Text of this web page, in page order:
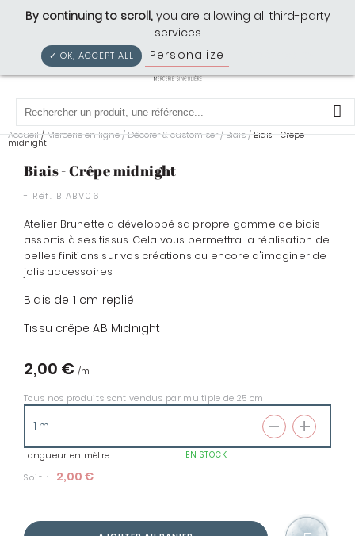
Cousette: Mercerie Singulière
Accueil /Mercerie en ligne/Décorer & customiser/Biais/Biais - Crêpe
midnight
Biais - Crêpe midnight
- Réf. BIABV06
Atelier Brunette a développé sa propre gamme de biais
assortis à ses tissus. Cela vous permettra la réalisation de
belles finitions sur vos créations ou encore d'imaginer de
jolis accessoires.
Biais de 1 cm replié
Tissu crêpe AB Midnight.
2,00 €
Tous nos produits sont vendus par multiple de 25 cm
Longueur en mètre EN STOCK
Soit : 2,00 €
By continuing to scroll,you are allowing all third-party
services
✓ OK, ACCEPT ALL Personalize